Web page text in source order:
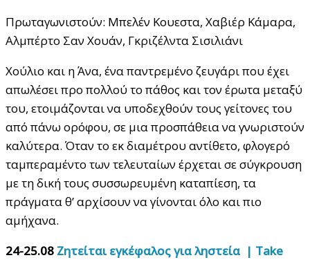
Πρωταγωνιστούν: Μπελέν Κουεστα, Χαβιέρ Κάμαρα,
Αλμπέρτο Σαν Χουάν, Γκριζέλντα Σισιλιάνι
Χούλιο και η Άνα, ένα παντρεμένο ζευγάρι που έχει
απωλέσει προ πολλού το πάθος και τον έρωτα μεταξύ
του, ετοιμάζονται να υποδεχθούν τους γείτονες του
από πάνω ορόφου, σε μια προσπάθεια να γνωριστούν
καλύτερα. Όταν το εκ διαμέτρου αντίθετο, φλογερό
ταμπεραμέντο των τελευταίων έρχεται σε σύγκρουση
με τη δική τους συσσωρευμένη καταπίεση, τα
πράγματα θ’ αρχίσουν να γίνονται όλο και πιο
αμήχανα.
24-25.08 Ζητείται εγκέφαλος για ληστεία | Τake